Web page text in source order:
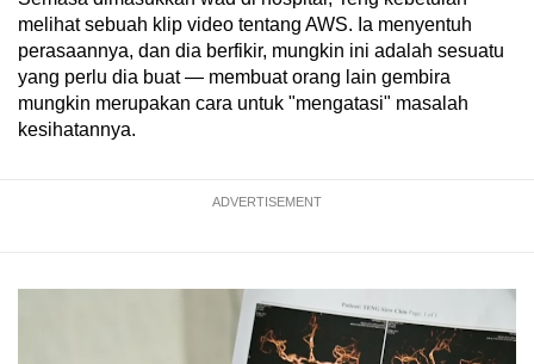
melihat sebuah klip video tentang AWS. Ia menyentuh
perasaannya, dan dia berfikir, mungkin ini adalah sesuatu
yang perlu dia buat — membuat orang lain gembira
mungkin merupakan cara untuk "mengatasi" masalah
kesihatannya.
ADVERTISEMENT